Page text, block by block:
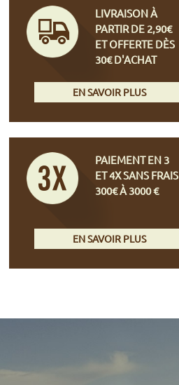
LIVRAISON À
PARTIR DE 2,90€
ET OFFERTE DÈS
30€ D'ACHAT
EN SAVOIR PLUS
PAIEMENT EN 3
ET 4X SANS FRAIS
300€ À 3000 €
EN SAVOIR PLUS